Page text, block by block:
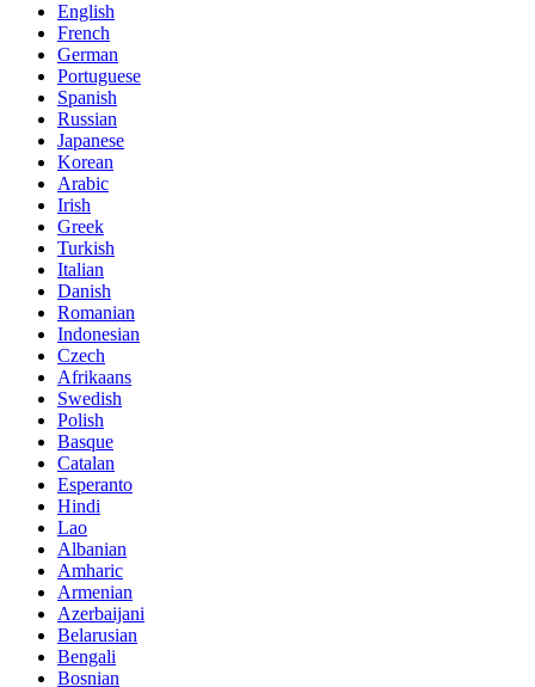
English
French
German
Portuguese
Spanish
Russian
Japanese
Korean
Arabic
Irish
Greek
Turkish
Italian
Danish
Romanian
Indonesian
Czech
Afrikaans
Swedish
Polish
Basque
Catalan
Esperanto
Hindi
Lao
Albanian
Amharic
Armenian
Azerbaijani
Belarusian
Bengali
Bosnian